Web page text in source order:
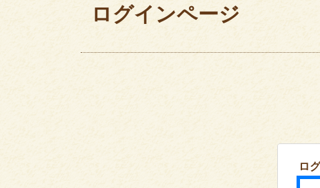
ログインページ
ロ